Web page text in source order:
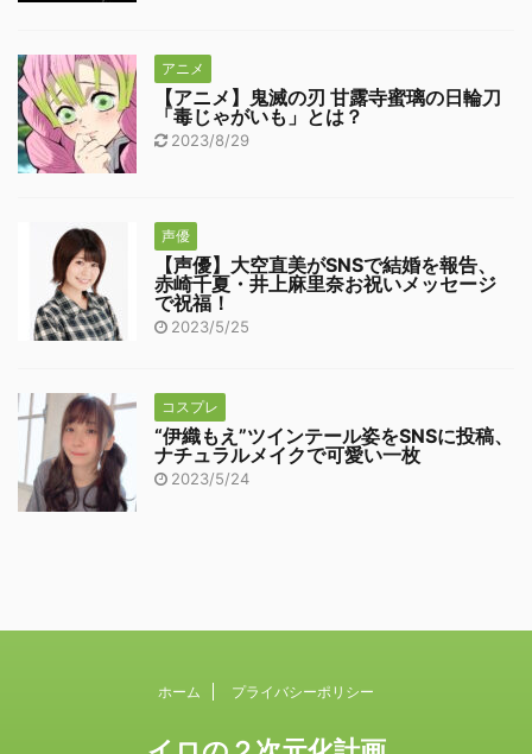
アニメ
【アニメ】鬼滅の刃 甘露寺蜜璃の日輪刀
「毒じゃがいも」とは？
2023/8/29
声優
【声優】大空直美がSNSで結婚を報告、
赤崎千夏・井上麻里奈お祝いメッセージ
で祝福！
2023/5/25
コスプレ
“伊織もえ”ツインテール姿をSNSに投稿、
ナチュラルメイクで可愛い一枚
2023/5/24
ホーム プライバシーポリシー